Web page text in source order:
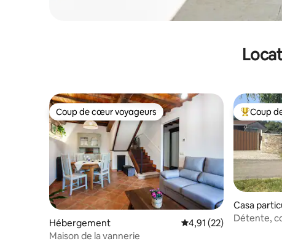
Coup de cœur voyageurs
Coup de cœur voyageurs
Hébergement Évaluation moyenne
4,91 (22)
Maison de la vannerie
Coups
Coup
Casa
Détente,